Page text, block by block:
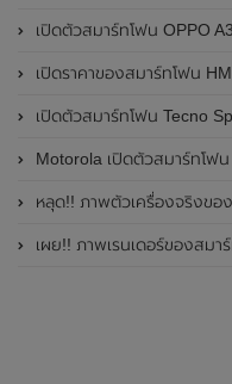
เปิดตัวสมาร์ทโฟน OPPO A3 Pro (5G) และ OPPO
เปิดราคาของสมาร์ทโฟน HMD Skyline
เปิดตัวสมาร์ทโฟน Tecno Spark Go 1 อย่างเป็นทางการแล้
Motorola เปิดตัวสมาร์ทโฟน
หลุด!! ภาพตัวเครื่องจริงของสมาร์ทโฟน
เผย!! ภาพเรนเดอร์ของสมาร์ทโฟน Realme